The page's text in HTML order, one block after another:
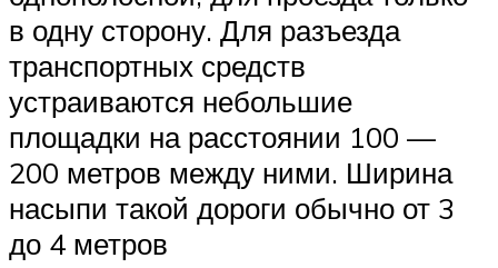
в одну сторону. Для разъезда
транспортных средств
устраиваются небольшие
площадки на расстоянии 100 —
200 метров между ними. Ширина
насыпи такой дороги обычно от 3
до 4 метров